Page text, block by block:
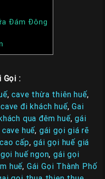
Đám Đông
Gọi :
,cave thừa thiên huế,
đi khách huế,Gai
qua đêm huế,gái
huế, gái gọi giá rẽ
cấp,gái gọi huế giá
huế ngon,gái gọi
huế, Gái Gọi Thành Phố